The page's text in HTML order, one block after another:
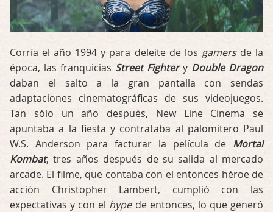
Corría el año 1994 y para deleite de los gamersde la
época, las franquicias Street Fightery Double Dragon
daban el salto a la gran pantalla con sendas
adaptaciones cinematográficas de sus videojuegos.
Tan sólo un año después, New Line Cinema se
apuntaba a la fiesta y contrataba al palomitero Paul
W.S. Anderson para facturar la película de Mortal
Kombat, tres años después de su salida al mercado
arcade. El filme, que contaba con el entonces héroe de
acción Christopher Lambert, cumplió con las
expectativas y con el hypede entonces, lo que generó